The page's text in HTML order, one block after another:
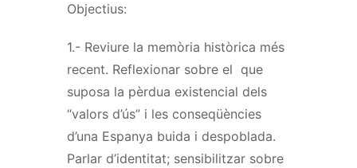
Objectius:
1.- Reviure la memòria històrica més
recent. Reflexionar sobre el que
suposa la pèrdua existencial dels
“valors d’ús” i les conseqüències
d’una Espanya buida i despoblada.
Parlar d’identitat; sensibilitzar sobre